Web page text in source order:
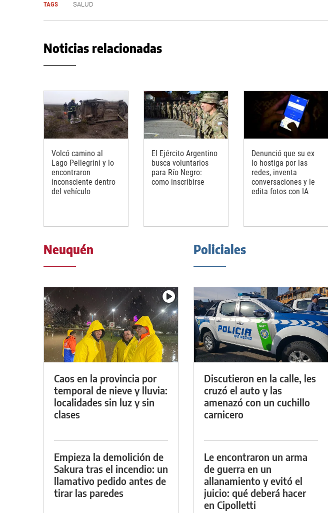
TAGS SALUD
Noticias relacionadas
Volcó camino al
Lago Pellegrini y lo
encontraron
inconsciente dentro
del vehículo
El Ejército Argentino
busca voluntarios
para Río Negro:
como inscribirse
Denunció que su ex
lo hostiga por las
redes, inventa
conversaciones y le
edita fotos con IA
Neuquén
Caos en la provincia por
temporal de nieve y lluvia:
localidades sin luz y sin
clases
Empieza la demolición de
Sakura tras el incendio: un
llamativo pedido antes de
tirar las paredes
Policiales
Discutieron en la calle, les
cruzó el auto y las
amenazó con un cuchillo
carnicero
Le encontraron un arma
de guerra en un
allanamiento y evitó el
juicio: qué deberá hacer
en Cipolletti